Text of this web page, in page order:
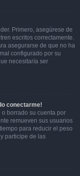
Primero, asegúrese de
escritos correctamente.
asegurarse de que no ha
configurado por su
necesitaría ser
conectarme!
borrado su cuenta por
remueven sus usuarios
para reducir el peso
participe de las